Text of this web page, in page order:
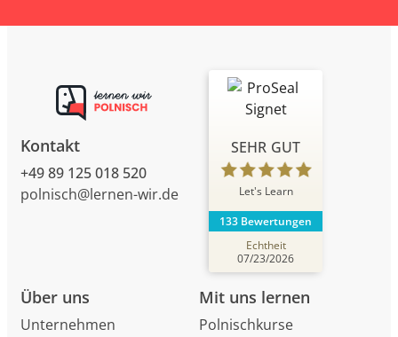
Kontakt
+49 89 125 018 520
polnisch@lernen-wir.de
Über uns
Unternehmen
Mit uns lernen
Polnischkurse
SEHR GUT
Let's Learn
133 Bewertungen
Echtheit
07/23/2026